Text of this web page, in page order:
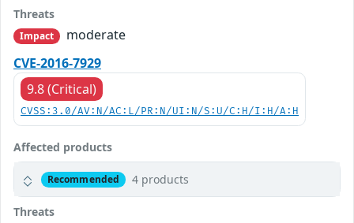
Threats
Impact
moderate
CVE-2016-7929
9.8 (Critical)
CVSS:3.0/AV:N/AC:L/PR:N/UI:N/S:U/C:H/I:H/A:H
Affected products
Recommended 4 products
Threats